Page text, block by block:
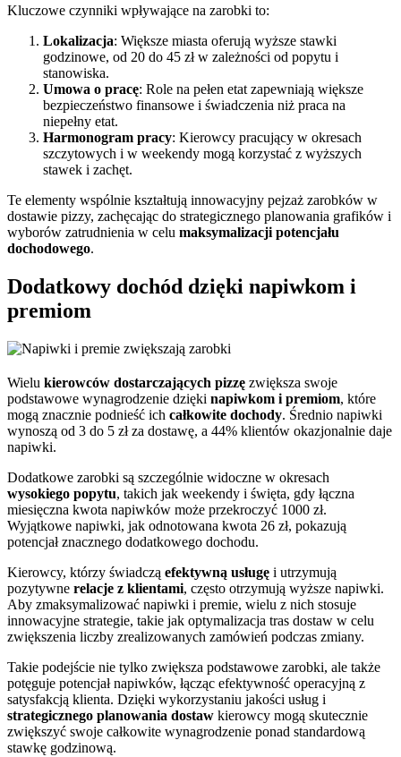
Kluczowe czynniki wpływające na zarobki to:
Lokalizacja: Większe miasta oferują wyższe stawki
godzinowe, od 20 do 45 zł w zależności od popytu i
stanowiska.
Umowa o pracę: Role na pełen etat zapewniają większe
bezpieczeństwo finansowe i świadczenia niż praca na
niepełny etat.
Harmonogram pracy: Kierowcy pracujący w okresach
szczytowych i w weekendy mogą korzystać z wyższych
stawek i zachęt.
Te elementy wspólnie kształtują innowacyjny pejzaż zarobków w
dostawie pizzy, zachęcając do strategicznego planowania grafików i
wyborów zatrudnienia w celu maksymalizacji potencjału
dochodowego.
Dodatkowy dochód dzięki napiwkom i
premiom
Wielu kierowców dostarczających pizzę zwiększa swoje
podstawowe wynagrodzenie dzięki napiwkom i premiom, które
mogą znacznie podnieść ich całkowite dochody. Średnio napiwki
wynoszą od 3 do 5 zł za dostawę, a 44% klientów okazjonalnie daje
napiwki.
Dodatkowe zarobki są szczególnie widoczne w okresach
wysokiego popytu, takich jak weekendy i święta, gdy łączna
miesięczna kwota napiwków może przekroczyć 1000 zł.
Wyjątkowe napiwki, jak odnotowana kwota 26 zł, pokazują
potencjał znacznego dodatkowego dochodu.
Kierowcy, którzy świadczą efektywną usługę i utrzymują
pozytywne relacje z klientami, często otrzymują wyższe napiwki.
Aby zmaksymalizować napiwki i premie, wielu z nich stosuje
innowacyjne strategie, takie jak optymalizacja tras dostaw w celu
zwiększenia liczby zrealizowanych zamówień podczas zmiany.
Takie podejście nie tylko zwiększa podstawowe zarobki, ale także
potęguje potencjał napiwków, łącząc efektywność operacyjną z
satysfakcją klienta. Dzięki wykorzystaniu jakości usług i
strategicznego planowania dostaw kierowcy mogą skutecznie
zwiększyć swoje całkowite wynagrodzenie ponad standardową
stawkę godzinową.